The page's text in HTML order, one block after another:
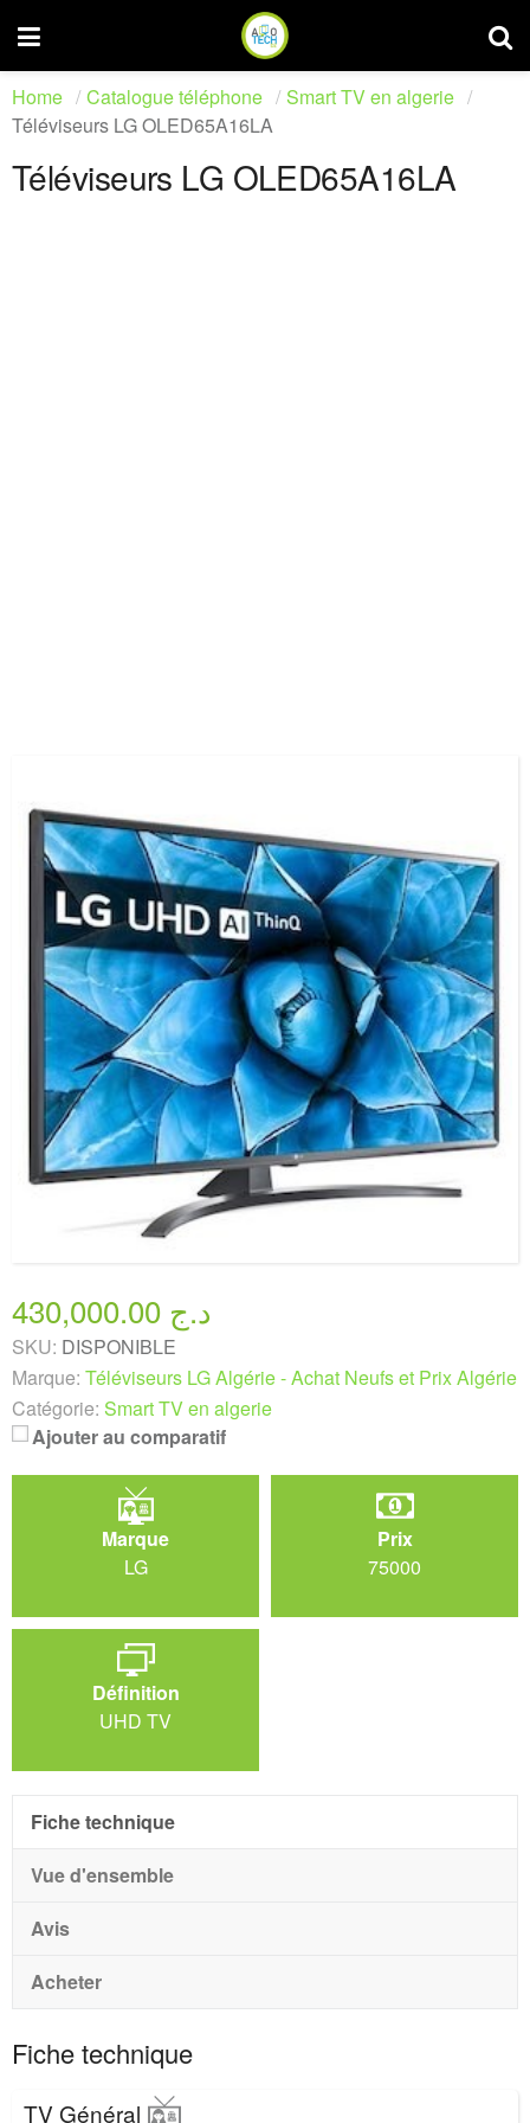
Home Catalogue téléphone
Smart TV en algerie
Téléviseurs LG OLED65A16LA
Téléviseurs LG OLED65A16LA
430,000.00 د.ج
SKU: DISPONIBLE
Marque: Téléviseurs LG Algérie - Achat Neufs et Prix Algérie
Catégorie: Smart TV en algerie
Ajouter au comparatif
Marque
LG
Prix
75000
Définition
UHD TV
Fiche technique
Vue d'ensemble
Avis
Acheter
Fiche technique
TV Général